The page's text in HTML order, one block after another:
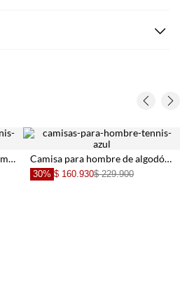
Camisa tipo bowling con estampado de chiles para hombre Camisa para hombre de algodón azul denim fit relajado con rayas verticales
30% $ 160.930$ 229.900